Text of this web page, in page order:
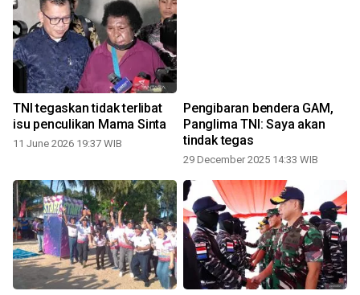
TNI tegaskan tidak terlibat
isu penculikan Mama Sinta
11 June 2026 19:37 WIB
Pengibaran bendera GAM,
Panglima TNI: Saya akan
tindak tegas
29 December 2025 14:33 WIB